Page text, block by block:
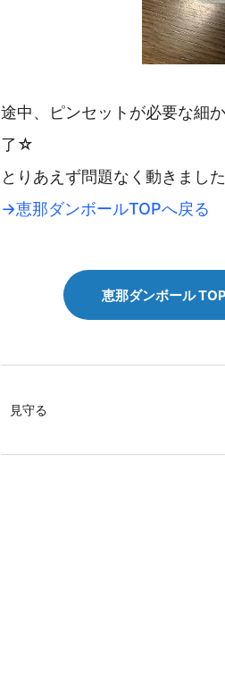
途中、ピンセットが必要な細
了☆
とりあえず問題なく動きました
→恵那ダンボールTOPへ戻る
恵那ダンボール
見守る